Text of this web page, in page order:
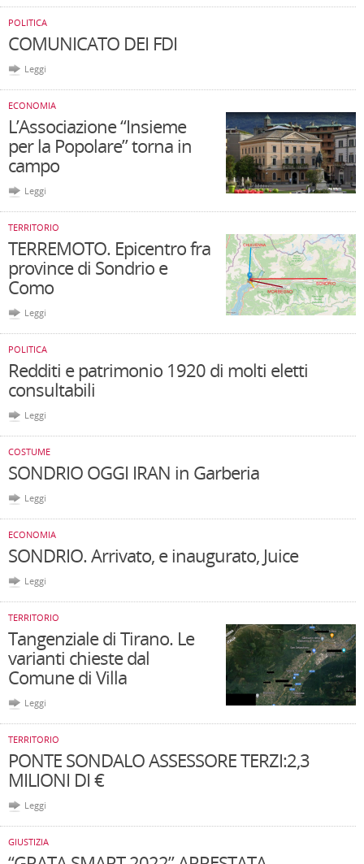
POLITICA
COMUNICATO DEI FDI
Leggi
ECONOMIA
L’Associazione “Insieme
per la Popolare” torna in
campo
Leggi
TERRITORIO
TERREMOTO. Epicentro fra
province di Sondrio e
Como
Leggi
POLITICA
Redditi e patrimonio 1920 di molti eletti
consultabili
Leggi
COSTUME
SONDRIO OGGI IRAN in Garberia
Leggi
ECONOMIA
SONDRIO. Arrivato, e inaugurato, Juice
Leggi
TERRITORIO
Tangenziale di Tirano. Le
varianti chieste dal
Comune di Villa
Leggi
TERRITORIO
PONTE SONDALO ASSESSORE TERZI:2,3
MILIONI DI €
Leggi
GIUSTIZIA